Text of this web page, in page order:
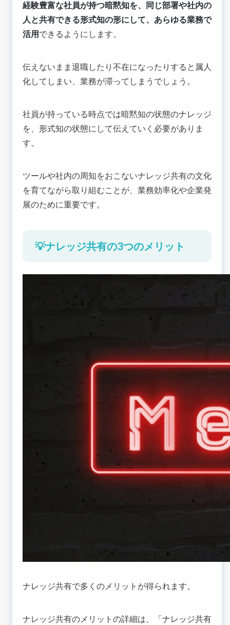
経験豊富な社員が持つ暗黙知を、同じ部署や社内の
人と共有できる形式知の形にして、あらゆる業務で
活用 できるようにします。
伝えないまま退職したり不在になったりすると属人
化してしまい、業務が滞ってしまうでしょう。
社員が持っている時点では暗黙知の状態のナレッジ
を、形式知の状態にして伝えていく必要がありま
す。
ツールや社内の周知をおこないナレッジ共有の文化
を育てながら取り組むことが、業務効率化や企業発
展のために重要です。
💡ナレッジ共有の3つのメリット
ナレッジ共有で多くのメリットが得られます。
ナレッジ共有のメリットの詳細は、「ナレッジ共有